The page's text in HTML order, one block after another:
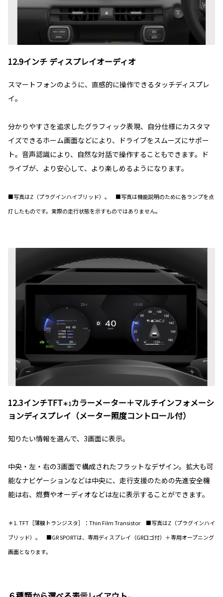
12.9インチ ディスプレイオーディオ
スマートフォンのように、直感的に操作できるタッチディスプレ
イ。
分かりやすさを追求したグラフィック表現、自分仕様にカスタマ
イズできるホーム画面などにより、ドライブをスムーズにサポー
ト。音声認識により、自然な対話で操作することもできます。ド
ライブが、より安心して、より楽しめるようになります。
■写真はZ（プラグインハイブリッド）。 ■写真は機能説明のために各ランプを点
灯したものです。実際の走行状態を示すものではありません。
12.3インチTFT＊1カラーメーター＋マルチインフォメーシ
ョンディスプレイ（メーター照度コントロール付）
知りたい情報を選んで、3画面に表示。
中央・左・右の3画面で構成されたフラットなデザイン。拡大も可
能なナビゲーションなどは中央に、走行支援のための先進安全機
能は右、燃費やオーディオなどは左に表示することができます。
＊1. TFT［薄膜トランジスタ］：Thin Film Transistor ■写真はZ（プラグインハイ
ブリッド）。 ■GR SPORTは、専用ディスプレイ（GRロゴ付）＋専用オープニング
画面となります。